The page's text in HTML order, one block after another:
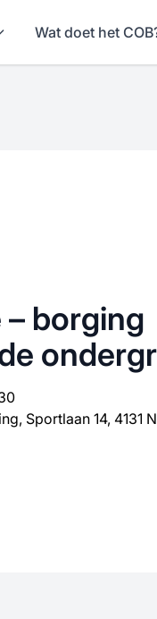
Wat doet het
borging
Sportlaan 14, 4131